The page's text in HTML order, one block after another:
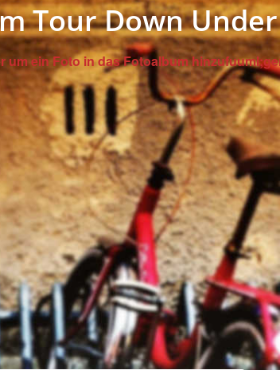
Tour Down
um ein Foto in das Fotoalbum